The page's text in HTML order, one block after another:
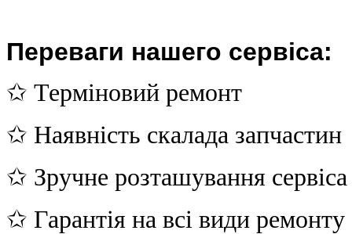
Переваги нашего сервіса:
✩ Терміновий ремонт
✩ Наявність скалада запчастин
✩ Зручне розташування сервіса
✩ Гарантія на всі види ремонту